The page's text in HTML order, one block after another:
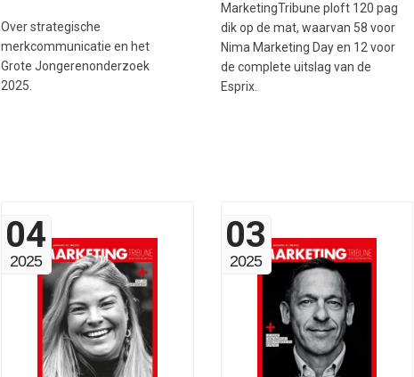
Over strategische
merkcommunicatie en het
Grote Jongerenonderzoek
2025.
MarketingTribune ploft 120 pag
dik op de mat, waarvan 58 voor
Nima Marketing Day en 12 voor
de complete uitslag van de
Esprix.
04
2025
03
2025